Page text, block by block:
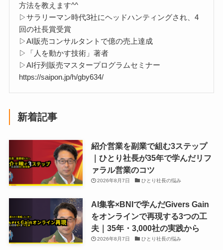
方法を教えます^^
▷サラリーマン時代3社にヘッドハンティングされ、4
回の社長賞受賞
▷AI販売コンサルタントで億の売上達成
▷「人を動かす技術」著者
▷AI行列販売マスタープログラムセミナー
https://saipon.jp/h/gby634/
新着記事
紹介営業を副業で組む3ステップ
｜ひとり社長が35年で学んだリフ
ァラル営業のコツ
2026年8月7日 ひとり社長の悩み
AI集客×BNIで学んだGivers Gain
をオンラインで再現する3つの工
夫｜35年・3,000社の実践から
2026年8月7日 ひとり社長の悩み